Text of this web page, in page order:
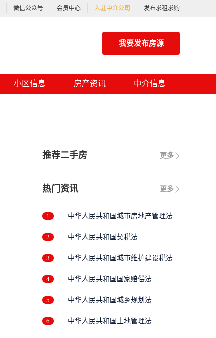
微信公众号 会员中心 入驻中介公司 发布求租求购
我要发布房源
小区信息 房产资讯 中介信息
更多
推荐二手房
更多
热门资讯
1 · 中华人民共和国城市房地产管理法
2 · 中华人民共和国契税法
3 · 中华人民共和国城市维护建设税法
4 · 中华人民共和国国家赔偿法
5 · 中华人民共和国城乡规划法
6 · 中华人民共和国土地管理法